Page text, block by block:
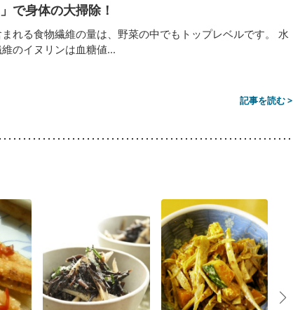
で身体の大掃除！
れる食物繊維の量は、野菜の中でもトップレベルです。 水
のイヌリンは血糖値...
記事を読む >